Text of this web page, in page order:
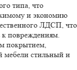
типа, что
и экономию
ЛДСП, что
к повреждениям.
покрытием,
мебели стильный и